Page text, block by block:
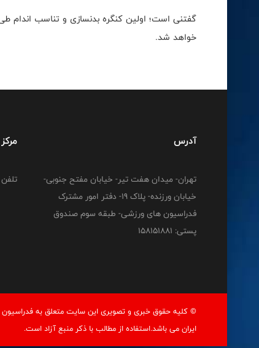
خواهد شد.
آدرس
تهران- میدان هفت تیر- خیابان مفتح جنوبی-
خیابان ورزنده- پلاک 19- دفتر امور مشترک
فدراسیون های ورزشی- طبقه سوم صندوق
پستی: 158151881
تلفن :
© کليه حقوق خبری و تصويری اين سايت متعلق به فدراسيون
ايران می باشد.استفاده از مطالب با ذكر منبع آزاد است.